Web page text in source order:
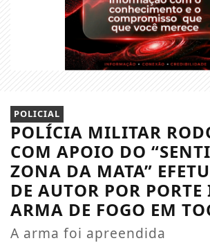
POLICIAL
POLÍCIA MILITAR
COM APOIO DO
ZONA DA MATA”
DE AUTOR POR PORTE
ARMA DE FOGO EM
A arma foi apreendida